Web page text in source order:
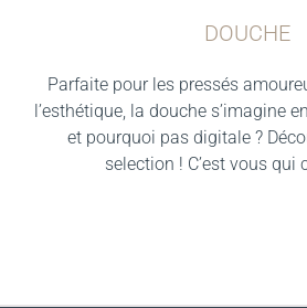
DOUCHE
Parfaite pour les pressés
l’esthétique, la douche s’imagine
et pourquoi pas digitale ?
selection ! C’est vous qui